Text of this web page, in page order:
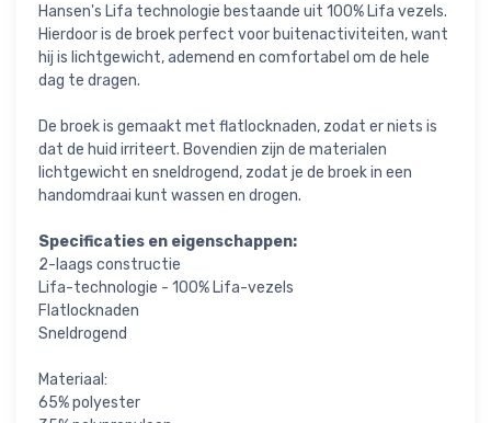
Hansen's Lifa technologie bestaande uit 100% Lifa vezels.
Hierdoor is de broek perfect voor buitenactiviteiten, want
hij is lichtgewicht, ademend en comfortabel om de hele
dag te dragen.
De broek is gemaakt met flatlocknaden, zodat er niets is
dat de huid irriteert. Bovendien zijn de materialen
lichtgewicht en sneldrogend, zodat je de broek in een
handomdraai kunt wassen en drogen.
Specificaties en eigenschappen:
2-laags constructie
Lifa-technologie - 100% Lifa-vezels
Flatlocknaden
Sneldrogend
Materiaal:
65% polyester